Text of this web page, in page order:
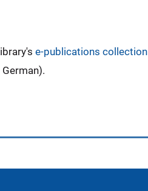
e-publications collection
German).